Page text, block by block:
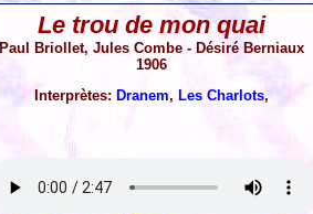
Le trou de mon quai
Paul Briollet, Jules Combe - Désiré Berniaux
1906
Interprètes: Dranem, Les Charlots,